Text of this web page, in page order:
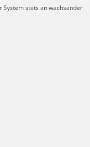
stets an wachsender